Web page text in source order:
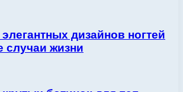
дизайнов ногтей
случаи жизни